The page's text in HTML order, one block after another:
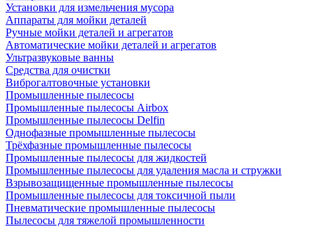
Установки для измельчения мусора
Аппараты для мойки деталей
Ручные мойки деталей и агрегатов
Автоматические мойки деталей и агрегатов
Ультразвуковые ванны
Средства для очистки
Виброгалтовочные установки
Промышленные пылесосы
Промышленные пылесосы Airbox
Промышленные пылесосы Delfin
Однофазные промышленные пылесосы
Трёхфазные промышленные пылесосы
Промышленные пылесосы для жидкостей
Промышленные пылесосы для удаления масла и стружки
Взрывозащищенные промышленные пылесосы
Промышленные пылесосы для токсичной пыли
Пневматические промышленные пылесосы
Пылесосы для тяжелой промышленности